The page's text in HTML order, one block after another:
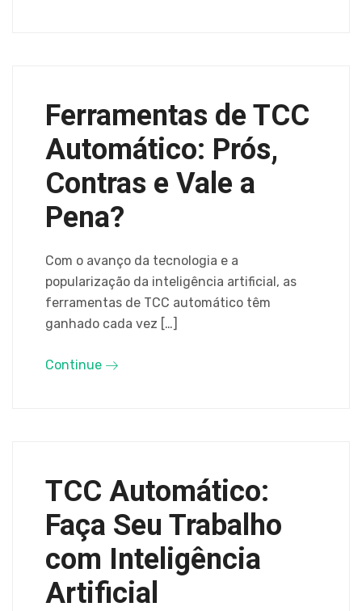
Ferramentas de TCC
Automático: Prós,
Contras e Vale a
Pena?
Com o avanço da tecnologia e a
popularização da inteligência artificial, as
ferramentas de TCC automático têm
ganhado cada vez […]
Continue
TCC Automático:
Faça Seu Trabalho
com Inteligência
Artificial